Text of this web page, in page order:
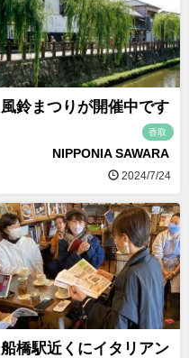
風鈴まつりが開催中です
香取
NIPPONIA SAWARA
2024/7/24
船橋駅近くにイタリアン